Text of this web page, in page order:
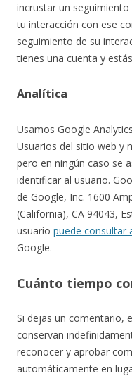
incrustar un
tu interacción con ese
seguimiento de su
tienes una cuenta y
Analítica
Usamos Google
Usuarios del sitio web y
pero en ningún caso se
identificar al usuario.
de Google, Inc. 1600
(California), CA 94043,
usuario puede consultar
Google.
Cuánto tiempo
Si dejas un comentario,
conservan
reconocer y aprobar
automáticamente en